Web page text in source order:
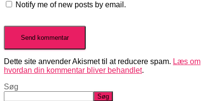
Notify me of new posts by email.
Dette site anvender Akismet til at reducere spam. Læs om
hvordan din kommentar bliver behandlet.
Søg
Søg